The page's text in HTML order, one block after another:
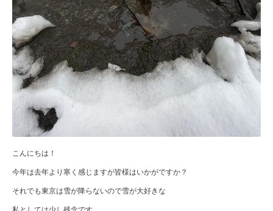
こんにちは！
今年は去年より寒く感じますが皆様はいかがですか？
それでも東京は雪が降らないので雪が大好きな